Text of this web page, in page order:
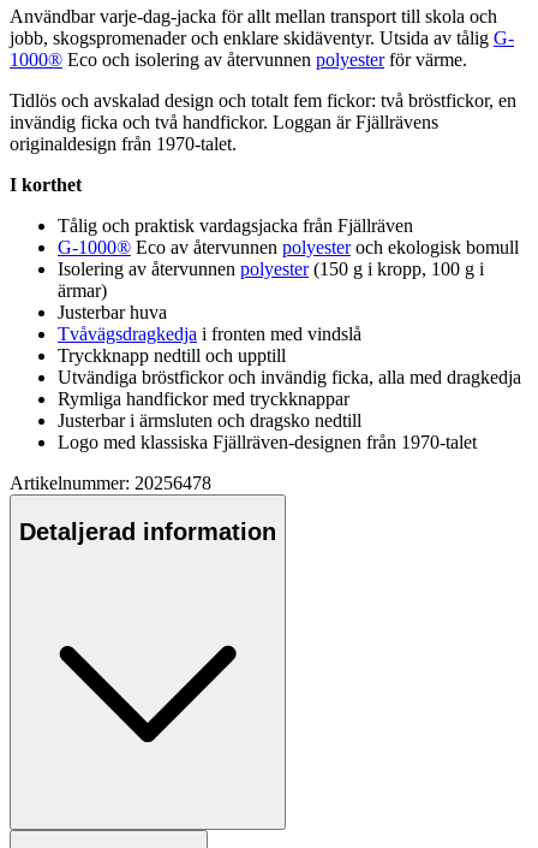
Användbar varje-dag-jacka för allt mellan transport till skola och
jobb, skogspromenader och enklare skidäventyr. Utsida av tålig G-
1000® Eco och isolering av återvunnen polyesterför värme.
Tidlös och avskalad design och totalt fem fickor: två bröstfickor, en
invändig ficka och två handfickor. Loggan är Fjällrävens
originaldesign från 1970-talet.
I korthet
Tålig och praktisk vardagsjacka från Fjällräven
G-1000® Eco av återvunnen polyesteroch ekologisk bomull
Isolering av återvunnen polyester(150 g i kropp, 100 g i
ärmar)
Justerbar huva
Tvåvägsdragkedja i fronten med vindslå
Tryckknapp nedtill och upptill
Utvändiga bröstfickor och invändig ficka, alla med dragkedja
Rymliga handfickor med tryckknappar
Justerbar i ärmsluten och dragsko nedtill
Logo med klassiska Fjällräven-designen från 1970-talet
Artikelnummer: 20256478
Detaljerad information